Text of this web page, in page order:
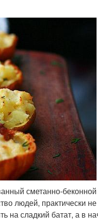
сметанно-беконной
людей, практически не
сладкий батат, а в